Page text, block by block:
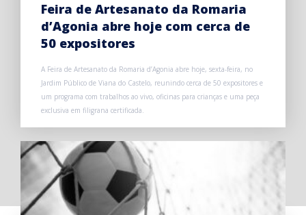
Feira de Artesanato da Romaria
d’Agonia abre hoje com cerca de
50 expositores
A Feira de Artesanato da Romaria d’Agonia abre hoje, sexta-feira, no
Jardim Público de Viana do Castelo, reunindo cerca de 50 expositores e
um programa com trabalhos ao vivo, oficinas para crianças e uma peça
exclusiva em filigrana certificada.